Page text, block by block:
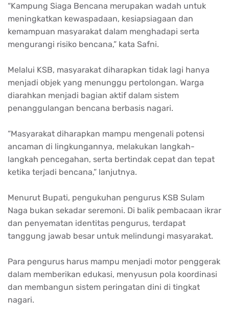
“Kampung Siaga Bencana merupakan wadah untuk
meningkatkan kewaspadaan, kesiapsiagaan dan
kemampuan masyarakat dalam menghadapi serta
mengurangi risiko bencana,” kata Safni.
Melalui KSB, masyarakat diharapkan tidak lagi hanya
menjadi objek yang menunggu pertolongan. Warga
diarahkan menjadi bagian aktif dalam sistem
penanggulangan bencana berbasis nagari.
“Masyarakat diharapkan mampu mengenali potensi
ancaman di lingkungannya, melakukan langkah-
langkah pencegahan, serta bertindak cepat dan tepat
ketika terjadi bencana,” lanjutnya.
Menurut Bupati, pengukuhan pengurus KSB Sulam
Naga bukan sekadar seremoni. Di balik pembacaan ikrar
dan penyematan identitas pengurus, terdapat
tanggung jawab besar untuk melindungi masyarakat.
Para pengurus harus mampu menjadi motor penggerak
dalam memberikan edukasi, menyusun pola koordinasi
dan membangun sistem peringatan dini di tingkat
nagari.